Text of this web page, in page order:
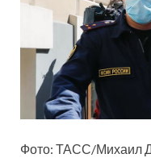
Фото: ТАСС/Михаил